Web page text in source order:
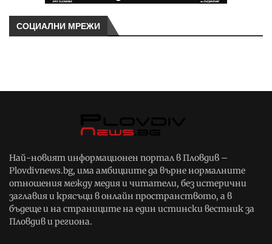
СОЦИАЛНИ МРЕЖИ
Най-новият информационен портал в Пловдив –
Plovdivnews.bg, има амбициите да върне нормалните
отношения между медия и читатели, без истерични
заглавия и крясъци в онлайн пространството, а в
бъдеще и на страниците на един истински вестник за
Пловдив и региона.